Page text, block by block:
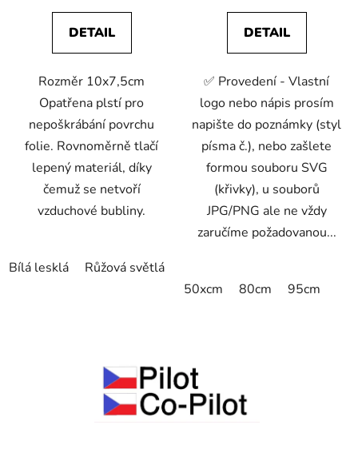
DETAIL
Rozměr 10x7,5cm
Opatřena plstí pro
nepoškrábání povrchu
folie. Rovnoměrně tlačí
lepený materiál, díky
čemuž se netvoří
vzduchové bubliny.
Bílá lesklá Růžová světlá
DETAIL
✅ Provedení - Vlastní
logo nebo nápis prosím
napište do poznámky (styl
písma č.), nebo zašlete
formou souboru SVG
(křivky), u souborů
JPG/PNG ale ne vždy
zaručíme požadovanou...
50xcm 80cm 95cm